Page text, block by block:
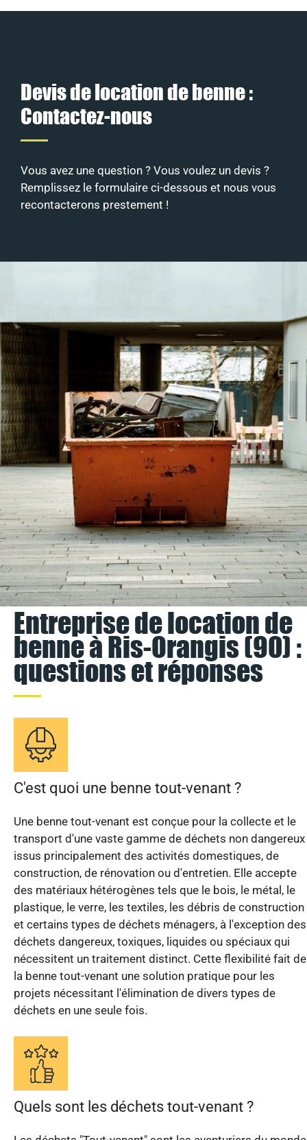
Devis de location de benne :
Contactez-nous
Vous avez une question ? Vous voulez un devis ?
Remplissez le formulaire ci-dessous et nous vous
recontacterons prestement !
Entreprise de location de
benne à Ris-Orangis (90) :
questions et réponses
C'est quoi une benne tout-venant ?
Une benne tout-venant est conçue pour la collecte et le
transport d'une vaste gamme de déchets non dangereux
issus principalement des activités domestiques, de
construction, de rénovation ou d'entretien. Elle accepte
des matériaux hétérogènes tels que le bois, le métal, le
plastique, le verre, les textiles, les débris de construction
et certains types de déchets ménagers, à l'exception des
déchets dangereux, toxiques, liquides ou spéciaux qui
nécessitent un traitement distinct. Cette flexibilité fait de
la benne tout-venant une solution pratique pour les
projets nécessitant l'élimination de divers types de
déchets en une seule fois.
Quels sont les déchets tout-venant ?